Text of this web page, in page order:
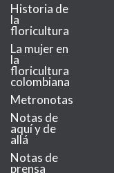
Historia de
la
floricultura
La mujer en
la
floricultura
colombiana
Metronotas
Notas de
aquí y de
allá
Notas de
prensa